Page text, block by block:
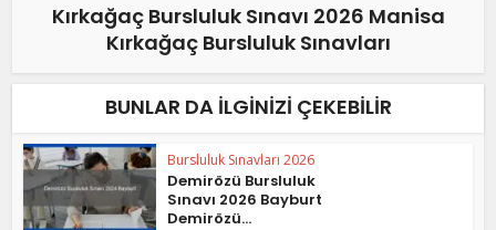
Kırkağaç Bursluluk Sınavı 2026 Manisa
Kırkağaç Bursluluk Sınavları
BUNLAR DA İLGINIZI ÇEKEBILIR
Bursluluk Sınavları 2026
Demirözü Bursluluk
Sınavı 2026 Bayburt
Demirözü...